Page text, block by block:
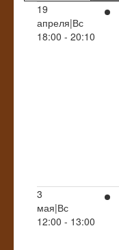
19
апреля|Вс
18:00 - 20:10
3
мая|Вс
12:00 - 13:00